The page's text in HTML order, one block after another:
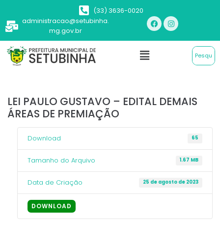
(33) 3636-0020
administracao@setubinha.
mg.gov.br
LEI PAULO GUSTAVO – EDITAL DEMAIS
ÁREAS DE PREMIAÇÃO
Download 65
Tamanho do Arquivo 1.67 MB
Data de Criação 25 de agosto de 2023
DOWNLOAD